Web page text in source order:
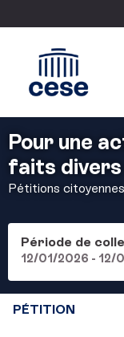
Pour une
faits divers
Pétitions citoyennes
Période de
12/01/2026 - 12/
PÉTITION